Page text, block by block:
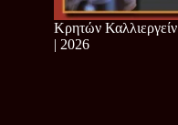
Κρητών Καλλιεργείν
| 2026